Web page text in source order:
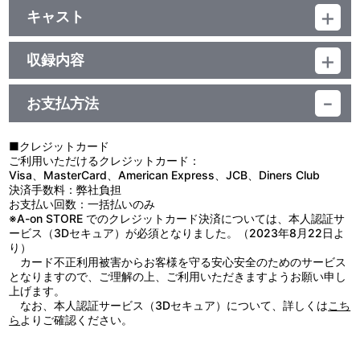
他、仕様
描き下ろしジャケット
ジャンル：ゲーム音楽
シングル／55分
キャスト
Chrono-Lexica
収録内容
お支払方法
■クレジットカード
ご利用いただけるクレジットカード：
Visa、MasterCard、American Express、JCB、Diners Club
決済手数料：弊社負担
お支払い回数：一括払いのみ
※A-on STORE でのクレジットカード決済については、本人認証サ
ービス（3Dセキュア）が必須となりました。（2023年8月22日よ
り）
カード不正利用被害からお客様を守る安心安全のためのサービス
となりますので、ご理解の上、ご利用いただきますようお願い申し
上げます。
なお、本人認証サービス（3Dセキュア）について、詳しくはこち
ら よりご確認ください。